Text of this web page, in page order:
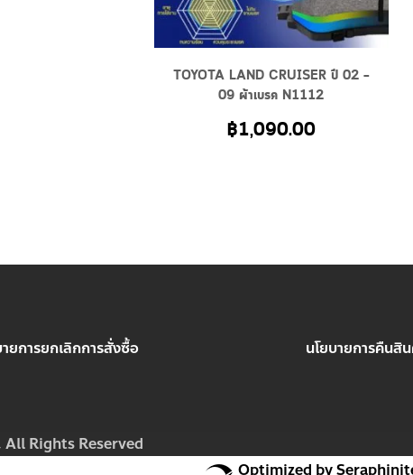
TOYOTA LAND CRUISER ปี 02 –
09 ผ้าเบรค N1112
฿1,090.00
ยการยกเลิกการสั่งซื้อ นโยบายการคืนสิ
All Rights Reserved
Optimized by